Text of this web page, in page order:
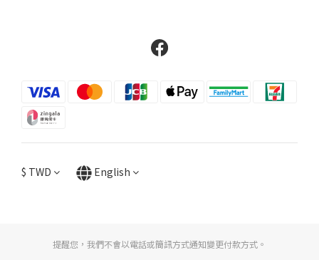
$ TWD English
提醒您，我們不會以電話或簡訊方式通知變更付款方式。